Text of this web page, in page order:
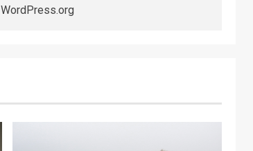
WordPress.org